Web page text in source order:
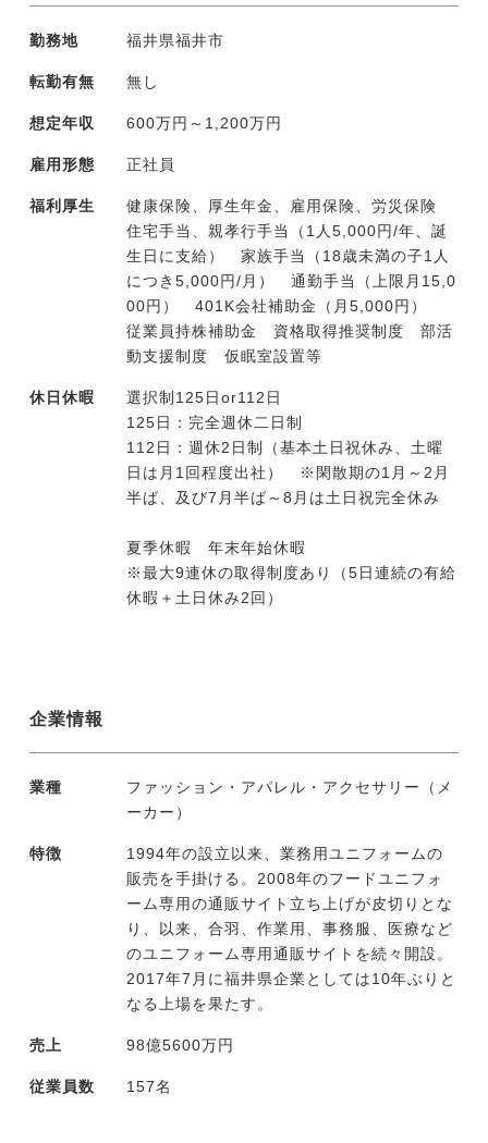
勤務地 福井県福井市
転勤有無 無し
想定年収 600万円～1,200万円
雇用形態 正社員
福利厚生
健康保険、厚生年金、雇用保険、労災保険
住宅手当、親孝行手当（1人5,000円/年、誕
生日に支給） 家族手当（18歳未満の子1人
につき5,000円/月） 通勤手当（上限月15,0
00円） 401K会社補助金（月5,000円）
従業員持株補助金 資格取得推奨制度 部活
動支援制度 仮眠室設置等
休日休暇
選択制125日or112日
125日：完全週休二日制
112日：週休2日制（基本土日祝休み、土曜
日は月1回程度出社） ※閑散期の1月～2月
半ば、及び7月半ば～8月は土日祝完全休み
夏季休暇 年末年始休暇
※最大9連休の取得制度あり（5日連続の有給
休暇＋土日休み2回）
企業情報
業種
ファッション・アパレル・アクセサリー（メ
ーカー）
特徴
1994年の設立以来、業務用ユニフォームの
販売を手掛ける。2008年のフードユニフォ
ーム専用の通販サイト立ち上げが皮切りとな
り、以来、合羽、作業用、事務服、医療など
のユニフォーム専用通販サイトを続々開設。
2017年7月に福井県企業としては10年ぶりと
なる上場を果たす。
売上 98億5600万円
従業員数 157名